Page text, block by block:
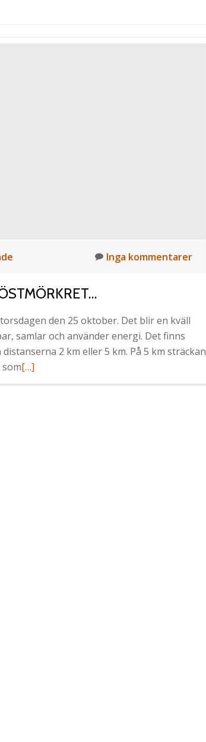
Inga kommentarer
den 25 oktober. Det blir en kväll
samlar och använder energi. Det finns
2 km eller 5 km. På 5 km sträckan
Läs
[…]